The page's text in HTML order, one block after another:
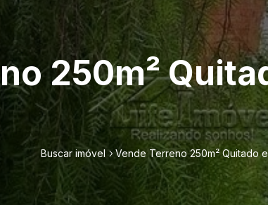
250m²
Buscar imóvel Vende Terreno 250m² Quitado